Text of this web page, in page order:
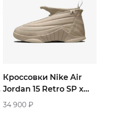
Кроссовки Nike Air
Jordan 15 Retro SP x
Billie Eilish «Beige»
34 900 ₽